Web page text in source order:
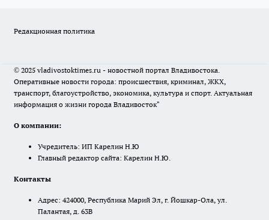
Редакционная политика
© 2025 vladivostoktimes.ru - новостной портал Владивостока.
Оперативные новости города: происшествия, криминал, ЖКХ,
транспорт, благоустройство, экономика, культура и спорт. Актуальная
информация о жизни города Владивосток"
О компании:
Учредитель: ИП Карелин Н.Ю
Главный редактор сайта: Карелин Н.Ю.
Контакты
Адрес: 424000, Республика Марий Эл, г. Йошкар-Ола, ул.
Палантая, д. 63В